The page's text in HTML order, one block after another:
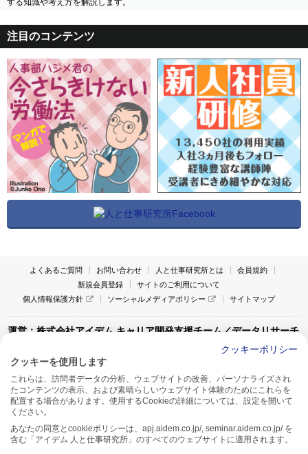
する知識や考え方を解説します。
注目のコンテンツ
よくあるご質問 お問い合わせ 人と仕事研究所とは
会員規約
新規会員登録
サイトのご利用について
個人情報保護方針
ソーシャルメディアポリシー サイトマップ
運営：株式会社アイデム キャリア開発支援チーム／データリサーチ
〒160-0022 東京都新宿区新宿1-4-10
アイデム本社ビル TEL:03-5269-6020
〒550-0005 大阪府大阪市西区西本町1-13-43
アイデム西本町ビル7F TEL:06-7662-2800
クッキーポリシー
クッキーを使用します
これらは、訪問者データの分析、ウェブサイトの改善、パーソナライズされ
たコンテンツの表示、および素晴らしいウェブサイト体験のためにこれらを
配置する場合があります。使用するCookieの詳細については、設定を開いて
ください。
あなたの同意とcookieポリシーは、apj.aidem.co.jp/, seminar.aidem.co.jp/ を
含む「アイデム 人と仕事研究所」のすべてのウェブサイトに適用されます。